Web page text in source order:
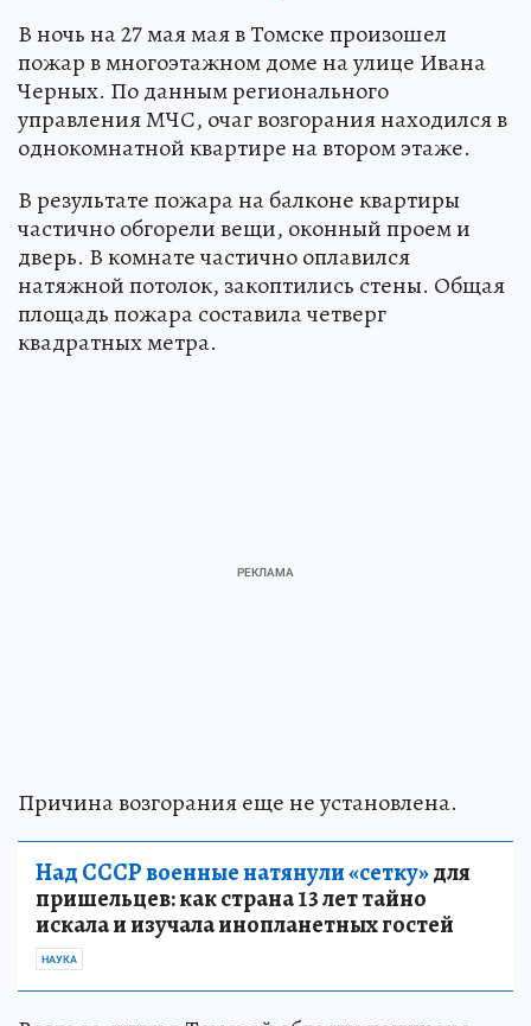
В ночь на 27 мая мая в Томске произошел
пожар в многоэтажном доме на улице Ивана
Черных. По данным регионального
управления МЧС, очаг возгорания находился в
однокомнатной квартире на втором этаже.
В результате пожара на балконе квартиры
частично обгорели вещи, оконный проем и
дверь. В комнате частично оплавился
натяжной потолок, закоптились стены. Общая
площадь пожара составила четверг
квадратных метра.
Причина возгорания еще не установлена.
Над СССР военные натянули «сетку»для
пришельцев: как страна 13 лет тайно
искала и изучала инопланетных гостей
НАУКА